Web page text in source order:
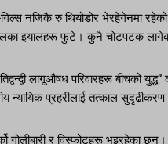
नजिकै रु थियोडोर भेरहेगेनमा
झ्यालहरू फुटे। कुनै चोटपटक
लागूऔषध परिवारहरू बीचको युद्ध”
प्रहरीलाई तत्काल सुदृढीकरण
र विस्फोटहरू भइरहेका छन्।